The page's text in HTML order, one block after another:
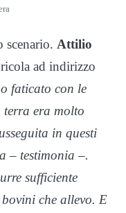
scenario. Attilio
ad indirizzo
faticato con le
terra era molto
in questi
– testimonia –.
sufficiente
che allevo. E